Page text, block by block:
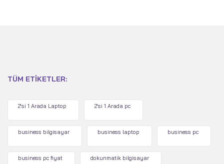
TÜM ETIKETLER:
2'si 1 Arada Laptop 2'si 1 Arada pc
business bilgisayar business laptop business pc
business pc fiyat dokunmatik bilgisayar